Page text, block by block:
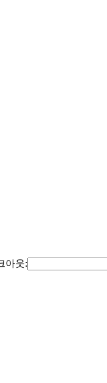
아웃: